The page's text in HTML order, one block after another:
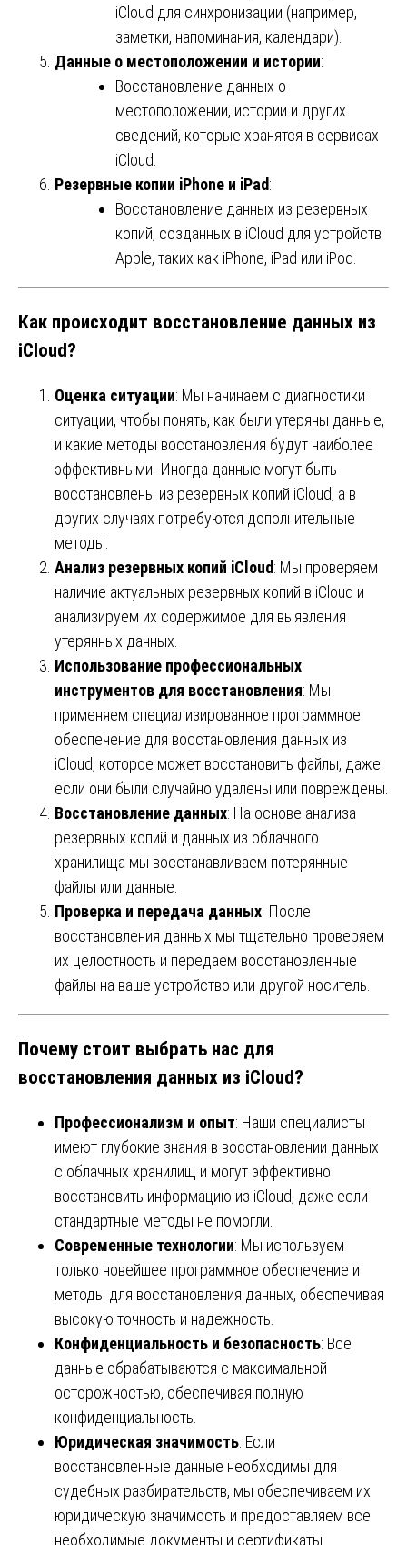
iCloud для синхронизации (например,
заметки, напоминания, календари).
Данные о местоположении и истории:
Восстановление данных о
местоположении, истории и других
сведений, которые хранятся в сервисах
iCloud.
Резервные копии iPhone и iPad:
Восстановление данных из резервных
копий, созданных в iCloud для устройств
Apple, таких как iPhone, iPad или iPod.
Как происходит восстановление данных из
iCloud?
Оценка ситуации: Мы начинаем с диагностики
ситуации, чтобы понять, как были утеряны данные,
и какие методы восстановления будут наиболее
эффективными. Иногда данные могут быть
восстановлены из резервных копий iCloud, а в
других случаях потребуются дополнительные
методы.
Анализ резервных копий iCloud: Мы проверяем
наличие актуальных резервных копий в iCloud и
анализируем их содержимое для выявления
утерянных данных.
Использование профессиональных
инструментов для восстановления: Мы
применяем специализированное программное
обеспечение для восстановления данных из
iCloud, которое может восстановить файлы, даже
если они были случайно удалены или повреждены.
Восстановление данных: На основе анализа
резервных копий и данных из облачного
хранилища мы восстанавливаем потерянные
файлы или данные.
Проверка и передача данных: После
восстановления данных мы тщательно проверяем
их целостность и передаем восстановленные
файлы на ваше устройство или другой носитель.
Почему стоит выбрать нас для
восстановления данных из iCloud?
Профессионализм и опыт: Наши специалисты
имеют глубокие знания в восстановлении данных
с облачных хранилищ и могут эффективно
восстановить информацию из iCloud, даже если
стандартные методы не помогли.
Современные технологии: Мы используем
только новейшее программное обеспечение и
методы для восстановления данных, обеспечивая
высокую точность и надежность.
Конфиденциальность и безопасность: Все
данные обрабатываются с максимальной
осторожностью, обеспечивая полную
конфиденциальность.
Юридическая значимость: Если
восстановленные данные необходимы для
судебных разбирательств, мы обеспечиваем их
юридическую значимость и предоставляем все
необходимые документы и сертификаты.